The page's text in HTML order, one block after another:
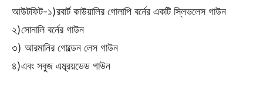
আউটফিট-১)রবার্ট কাউয়ালির গোলাপি বর্নের একটি স্লিভলেস গাউন
২)সোনালি বর্নের গাউন
৩) আরমানির গোল্ডেন লেস গাউন
৪)এবং সবুজ এম্ব্রয়ডেড গাউন